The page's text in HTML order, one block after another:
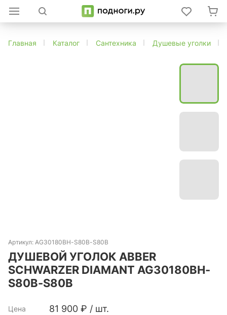
Главная Каталог Сантехника Душевые уголки
Артикул: AG30180BH-S80B-S80B
ДУШЕВОЙ УГОЛОК ABBER
SCHWARZER DIAMANT AG30180BH-
S80B-S80B
Цена 81 900 ₽ / шт.